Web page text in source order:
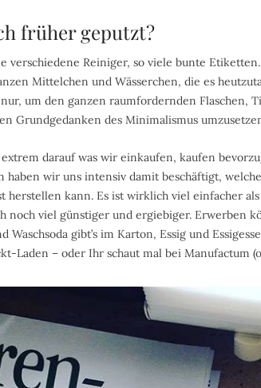
früher geputzt?
verschiedene Reiniger, so viele bunte
Mittelchen und Wässerchen, die es
um den ganzen raumfordernden Flaschen,
Grundgedanken des Minimalismus
darauf was wir einkaufen, kaufen
haben wir uns intensiv damit beschäftigt,
herstellen kann. Es ist wirklich viel einfacher
noch viel günstiger und ergiebiger. Erwerben
gibt’s im Karton, Essig und
Laden – oder Ihr schaut mal bei Manufactum